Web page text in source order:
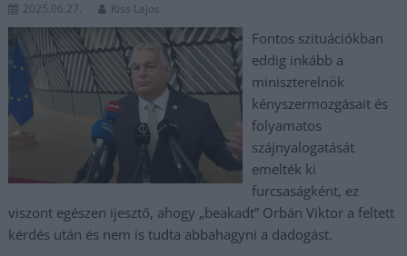
2025.06.27. Kiss Lajos
Fontos szituációkban
eddig inkább a
miniszterelnök
kényszermozgásait és
folyamatos
szájnyalogatását
emelték ki
furcsaságként, ez
viszont egészen ijesztő, ahogy „beakadt” Orbán Viktor a feltett
kérdés után és nem is tudta abbahagyni a dadogást.